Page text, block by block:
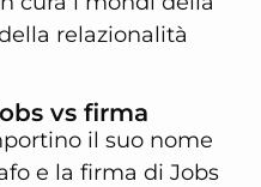
relazionalità
vs firma
il suo nome
e la firma di Jobs